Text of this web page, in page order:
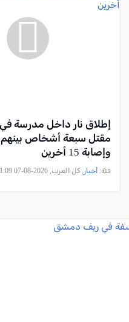
إطلاق نار داخل مدرسة في
مقتل سبعة أشخاص بينهم
وإصابة 15 أخرين
فئة: أخبار , كل العرب, 2026-08-07 09:11:09